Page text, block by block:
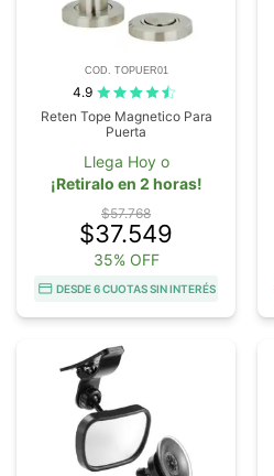
COD. TOPUER01
4.9
Reten Tope Magnetico Para
Puerta
Llega Hoy o
¡Retiralo en 2 horas!
$57.768
$37.549
35% OFF
DESDE 6 CUOTAS SIN INTERÉS